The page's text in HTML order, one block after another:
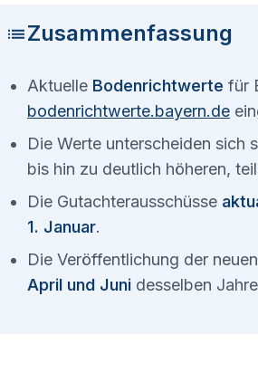
Zusammenfassung
Aktuelle Bodenrichtwerte für
bodenrichtwerte.bayern.de
Die Werte unterscheiden sich
bis hin zu deutlich höheren,
Die Gutachterausschüsse
1. Januar.
Die Veröffentlichung der
April und Juni desselben